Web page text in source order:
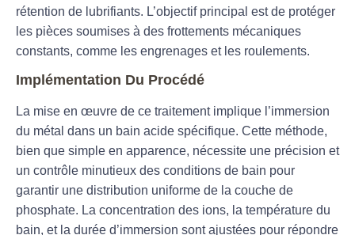
rétention de lubrifiants. L’objectif principal est de protéger
les pièces soumises à des frottements mécaniques
constants, comme les engrenages et les roulements.
Implémentation Du Procédé
La mise en œuvre de ce traitement implique l’immersion
du métal dans un bain acide spécifique. Cette méthode,
bien que simple en apparence, nécessite une précision et
un contrôle minutieux des conditions de bain pour
garantir une distribution uniforme de la couche de
phosphate. La concentration des ions, la température du
bain, et la durée d’immersion sont ajustées pour répondre